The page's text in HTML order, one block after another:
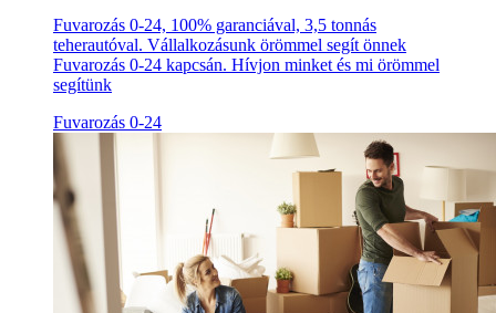
Fuvarozás 0-24, 100% garanciával, 3,5 tonnás
teherautóval. Vállalkozásunk örömmel segít önnek
Fuvarozás 0-24 kapcsán. Hívjon minket és mi örömmel
segítünk
Fuvarozás 0-24